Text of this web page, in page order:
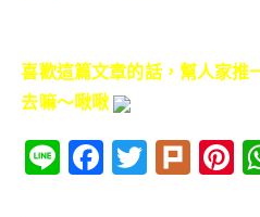
喜歡這篇文章的話，幫人家推
去嘛～啾啾
Li
n
F
a
T
w
Pl
ur n